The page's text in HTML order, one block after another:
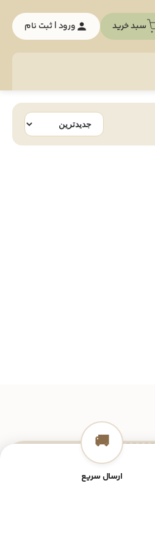
سبد خرید ورود | ثبت نام
🚚
ارسال سریع